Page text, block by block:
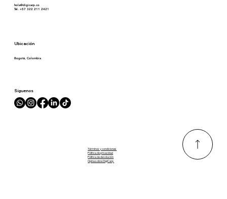
hola@digicarp.co
Tel. +57 322 211 2421
Ubicación
Bogotá, Colombia
Síguenos
Términos y condiciones
Pólitica de privacidad
Pólitica de devolución
Opina sobre DigiCarp